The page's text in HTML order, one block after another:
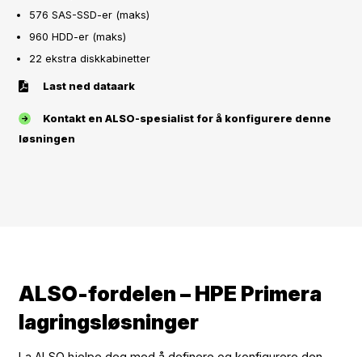
576 SAS-SSD-er (maks)
960 HDD-er (maks)
22 ekstra diskkabinetter
Last ned dataark
Kontakt en ALSO-spesialist for å konfigurere denne
løsningen
ALSO-fordelen – HPE Primera
lagringsløsninger